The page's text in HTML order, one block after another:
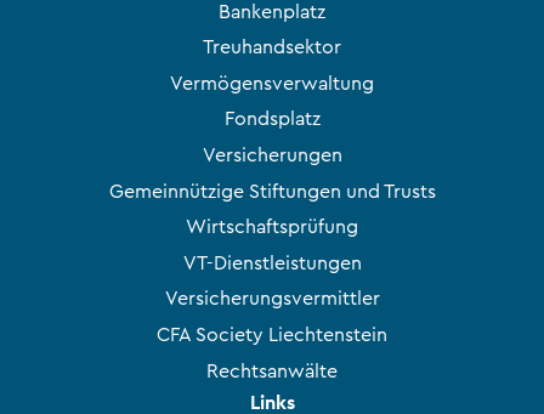
Bankenplatz
Treuhandsektor
Vermögensverwaltung
Fondsplatz
Versicherungen
Gemeinnützige Stiftungen und Trusts
Wirtschaftsprüfung
VT-Dienstleistungen
Versicherungsvermittler
CFA Society Liechtenstein
Rechtsanwälte
Links